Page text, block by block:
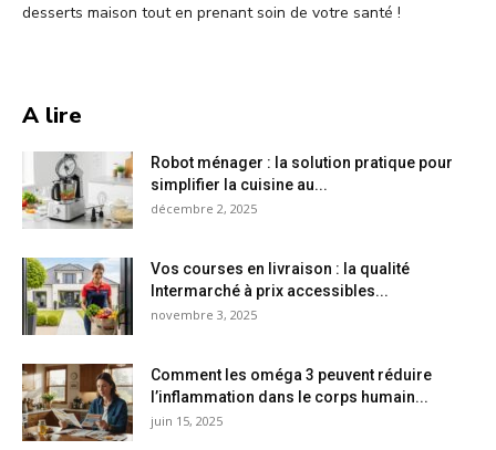
desserts maison tout en prenant soin de votre santé !
A lire
Robot ménager : la solution pratique pour
simplifier la cuisine au...
décembre 2, 2025
Vos courses en livraison : la qualité
Intermarché à prix accessibles...
novembre 3, 2025
Comment les oméga 3 peuvent réduire
l’inflammation dans le corps humain...
juin 15, 2025